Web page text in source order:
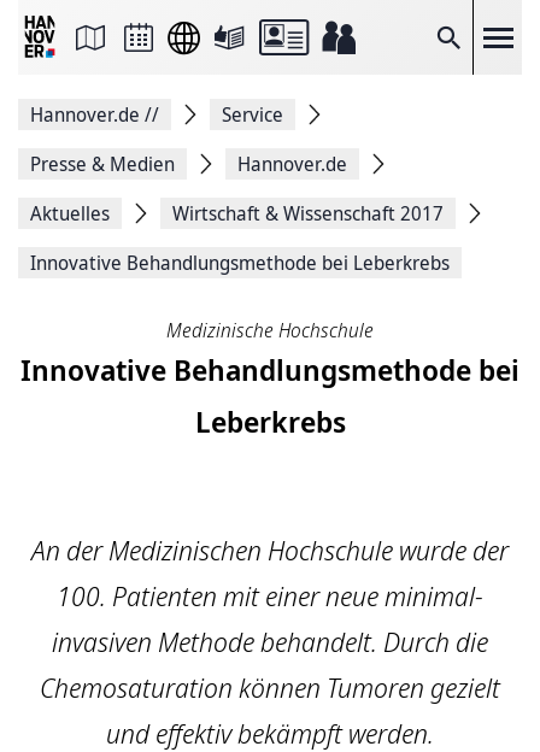
Suche
Seite
Facebook
teilen
Seitenlink
Seite
Hannover.de //
Service
Presse & Medien
Hannover.de
Aktuelles
Wirtschaft & Wissenschaft 2017
Innovative Behand­lungs­methode bei Leberkrebs
Medizinische Hochschule
Innovative Behand­lungs­methode bei
Leberkrebs
An der Medizinischen Hochschule wurde der
100. Patienten mit einer neue minimal-
invasiven Methode behandelt. Durch die
Chemosaturation können Tumoren gezielt
und effektiv bekämpft werden.